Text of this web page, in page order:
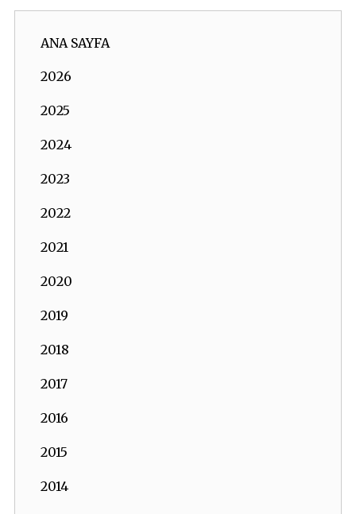
ANA SAYFA
2026
2025
2024
2023
2022
2021
2020
2019
2018
2017
2016
2015
2014